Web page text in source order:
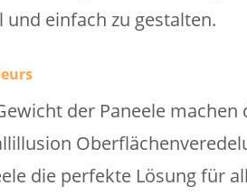
einfach zu gestalten.
der Paneele
die perfekte Lösung für